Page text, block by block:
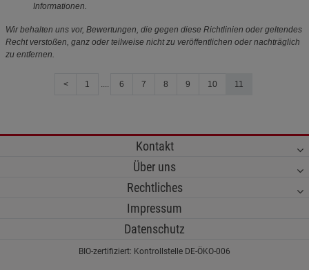
Informationen.
Wir behalten uns vor, Bewertungen, die gegen diese Richtlinien oder geltendes
Recht verstoßen, ganz oder teilweise nicht zu veröffentlichen oder nachträglich
zu entfernen.
< 1 .... 6 7 8 9 10 11
Kontakt
Über uns
Rechtliches
Impressum
Datenschutz
BIO-zertifiziert: Kontrollstelle DE-ÖKO-006